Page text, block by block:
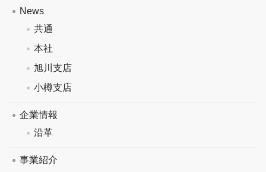
News
共通
本社
旭川支店
小樽支店
企業情報
沿革
事業紹介